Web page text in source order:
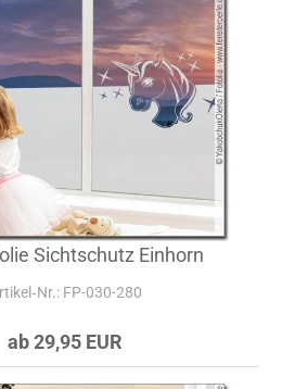
Sichtschutz Einhorn
FP-030-280
ab 29,95 EUR